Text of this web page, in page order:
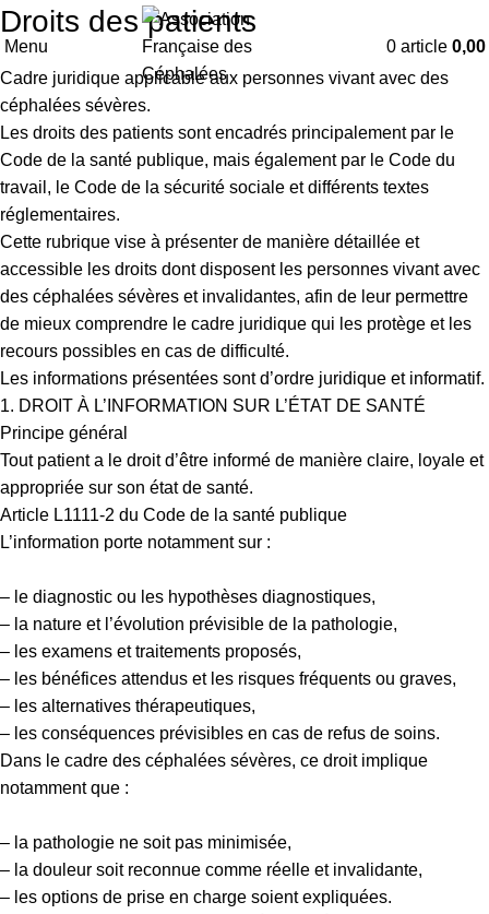
Menu 0 article 0,00
Droits des patients
Cadre juridique applicable aux personnes vivant avec des
céphalées sévères.
Les droits des patients sont encadrés principalement par le
Code de la santé publique, mais également par le Code du
travail , le Code de la sécurité sociale et différents textes
réglementaires.
Cette rubrique vise à présenter de manière détaillée et
accessible les droits dont disposent les personnes vivant avec
des céphalées sévères et invalidantes, afin de leur permettre
de mieux comprendre le cadre juridique qui les protège et les
recours possibles en cas de difficulté.
Les informations présentées sont d’ordre juridique et informatif.
1. DROIT À L’INFORMATION SUR L’ÉTAT DE SANTÉ
Principe général
Tout patient a le droit d’être informé de manière claire, loyale et
appropriée sur son état de santé.
Article L1111-2 du Code de la santé publique
L’information porte notamment sur :
– le diagnostic ou les hypothèses diagnostiques,
– la nature et l’évolution prévisible de la pathologie,
– les examens et traitements proposés,
– les bénéfices attendus et les risques fréquents ou graves,
– les alternatives thérapeutiques,
– les conséquences prévisibles en cas de refus de soins.
Dans le cadre des céphalées sévères, ce droit implique
notamment que :
– la pathologie ne soit pas minimisée,
– la douleur soit reconnue comme réelle et invalidante,
– les options de prise en charge soient expliquées.